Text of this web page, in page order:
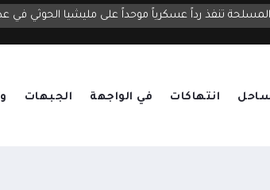
المسلحة تنفذ رداً عسكرياً موحداً على مليشيا الحوثي في
انتهاكات في الواجهة الجبهات